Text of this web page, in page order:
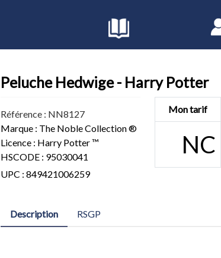
Peluche Hedwige - Harry Potter
Référence : NN8127
Marque : The Noble Collection ®
Licence : Harry Potter ™
HSCODE : 95030041
UPC : 849421006259
Mon tarif
NC
Description RSGP